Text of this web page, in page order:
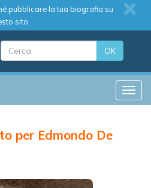
pubblicare la tua biografia su
sito
OK
per Edmondo De